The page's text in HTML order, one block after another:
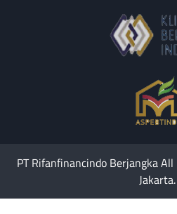
PT Rifanfinancindo Berjangka
Jakarta.